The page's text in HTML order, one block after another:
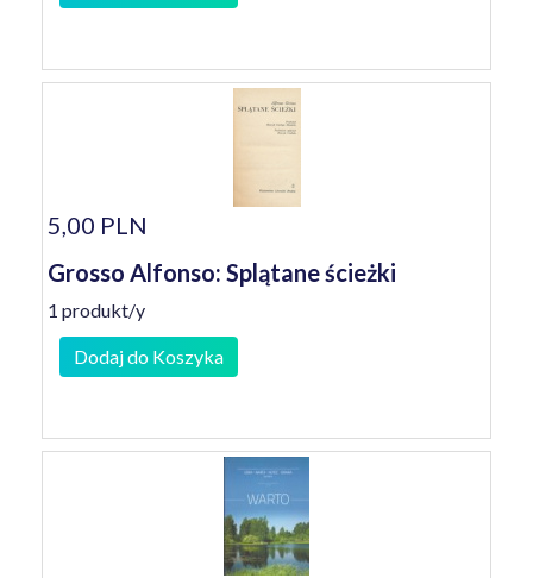
5,00 PLN
Grosso Alfonso: Splątane ścieżki
1 produkt/y
Dodaj do Koszyka